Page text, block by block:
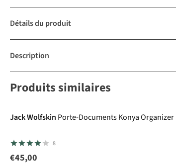
Détails du produit
Description
Produits similaires
Jack Wolfskin Porte-Documents Konya Organizer
8
€45,00